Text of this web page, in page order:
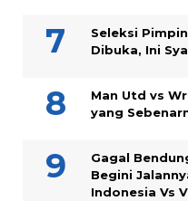
Seleksi
Dibuka, Ini
Man Utd vs
yang
Gagal
Begini
Indonesia Vs